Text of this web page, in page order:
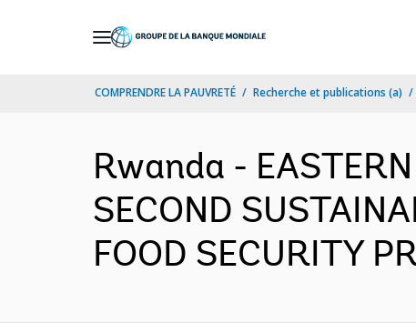
COMPRENDRE LA PAUVRETÉ Recherche et publications (a)
Rwanda -
SECOND
FOOD SECURITY